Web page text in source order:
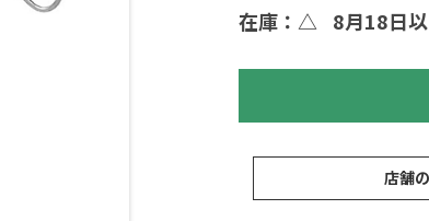
在庫：△ 8月18日
店舗